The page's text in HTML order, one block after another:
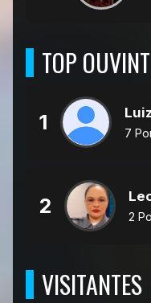
TOP
1 7
2 2
VISITANTES